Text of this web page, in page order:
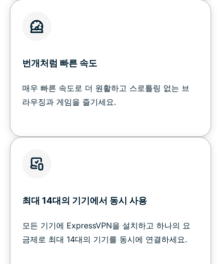
번개처럼 빠른 속도
매우 빠른 속도로 더 원활하고 스로틀링 없는 브
라우징과 게임을 즐기세요.
최대 14대의 기기에서 동시 사용
모든 기기에 ExpressVPN을 설치하고 하나의 요
금제로 최대 14대의 기기를 동시에 연결하세요.